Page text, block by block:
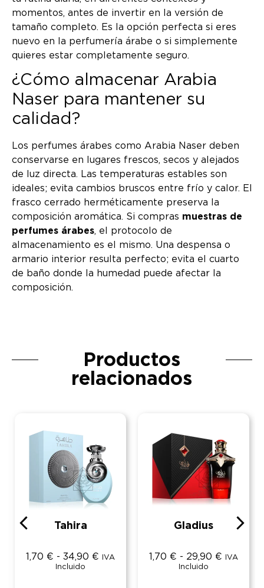
momentos, antes de invertir en la versión de
tamaño completo. Es la opción perfecta si eres
nuevo en la perfumería árabe o si simplemente
quieres estar completamente seguro.
¿Cómo almacenar Arabia
Naser para mantener su
calidad?
Los perfumes árabes como Arabia Naser deben
conservarse en lugares frescos, secos y alejados
de luz directa. Las temperaturas estables son
ideales; evita cambios bruscos entre frío y calor. El
frasco cerrado herméticamente preserva la
composición aromática. Si compras muestras de
perfumes árabes, el protocolo de
almacenamiento es el mismo. Una despensa o
armario interior resulta perfecto; evita el cuarto
de baño donde la humedad puede afectar la
composición.
Productos
relacionados
Tahira
1,70 € - 34,90 €
IVA
Incluido
Gladius
1,70 € - 29,90 €
IVA
Incluido